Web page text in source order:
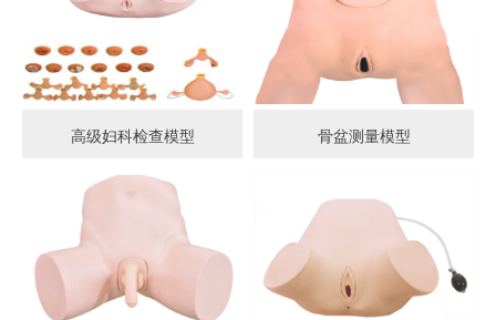
高级妇科检查模型 骨盆测量模型